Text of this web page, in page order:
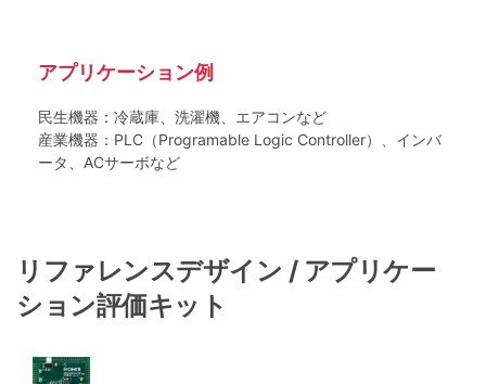
アプリケーション例
民生機器：冷蔵庫、洗濯機、エアコンなど
産業機器：PLC（Programable Logic Controller）、インバ
ータ、ACサーボなど
リファレンスデザイン / アプリケー
ション評価キット